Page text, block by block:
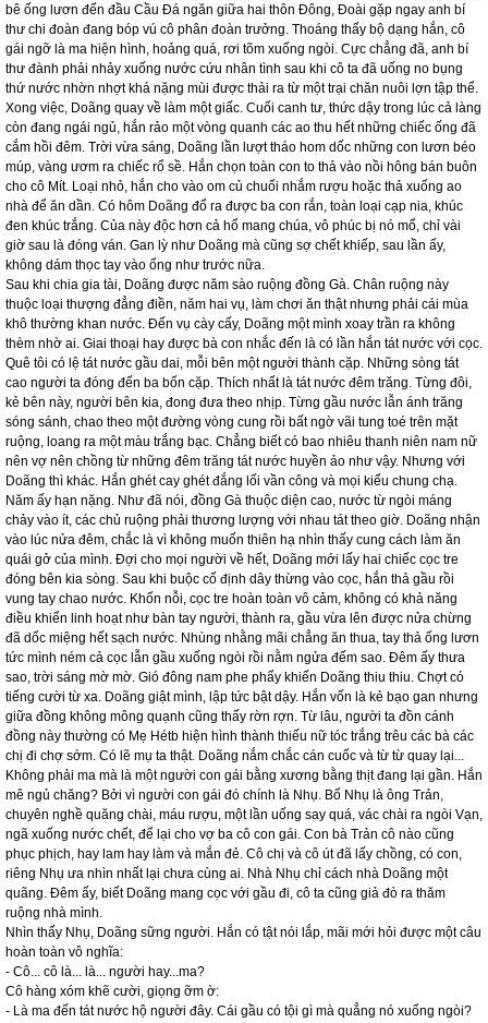
bê ống lươn đến đầu Cầu Đá ngăn giữa hai thôn Đông, Đoài gặp ngay anh bí
thư chi đoàn đang bóp vú cô phân đoàn trưởng. Thoáng thấy bộ dạng hắn, cô
gái ngỡ là ma hiện hình, hoảng quá, rơi tõm xuống ngòi. Cực chẳng đã, anh bí
thư đành phải nhảy xuống nước cứu nhân tình sau khi cô ta đã uống no bụng
thứ nước nhờn nhợt khá nặng mùi được thải ra từ một trại chăn nuôi lợn tập thể.
Xong việc, Doãng quay về làm một giấc. Cuối canh tư, thức dậy trong lúc cả làng
còn đang ngái ngủ, hắn rảo một vòng quanh các ao thu hết những chiếc ống đã
cắm hồi đêm. Trời vừa sáng, Doãng lần lượt tháo hom dốc những con lươn béo
múp, vàng ươm ra chiếc rổ sề. Hắn chọn toàn con to thả vào nồi hông bán buôn
cho cô Mít. Loại nhỏ, hắn cho vào om củ chuối nhắm rượu hoặc thả xuống ao
nhà để ăn dần. Có hôm Doãng đổ ra được ba con rắn, toàn loại cạp nia, khúc
đen khúc trắng. Của này độc hơn cả hổ mang chúa, vô phúc bị nó mổ, chỉ vài
giờ sau là đóng ván. Gan lỳ như Doãng mà cũng sợ chết khiếp, sau lần ấy,
không dám thọc tay vào ống như trước nữa.
Sau khi chia gia tài, Doãng được năm sào ruộng đồng Gà. Chân ruộng này
thuộc loại thượng đẳng điền, năm hai vụ, làm chơi ăn thật nhưng phải cái mùa
khô thường khan nước. Đến vụ cày cấy, Doãng một mình xoay trần ra không
thèm nhờ ai. Giai thoại hay được bà con nhắc đến là có lần hắn tát nước với cọc.
Quê tôi có lệ tát nước gầu dai, mỗi bên một người thành cặp. Những sòng tát
cao người ta đóng đến ba bốn cặp. Thích nhất là tát nước đêm trăng. Từng đôi,
kẻ bên này, người bên kia, đong đưa theo nhịp. Từng gầu nước lẫn ánh trăng
sóng sánh, chao theo một đường vòng cung rồi bất ngờ vãi tung toé trên mặt
ruộng, loang ra một màu trắng bạc. Chẳng biết có bao nhiêu thanh niên nam nữ
nên vợ nên chồng từ những đêm trăng tát nước huyền ảo như vậy. Nhưng với
Doãng thì khác. Hắn ghét cay ghét đắng lối vần công và mọi kiểu chung chạ.
Năm ấy hạn nặng. Như đã nói, đồng Gà thuộc diện cao, nước từ ngòi máng
chảy vào ít, các chủ ruộng phải thương lượng với nhau tát theo giờ. Doãng nhận
vào lúc nửa đêm, chắc là vì không muốn thiên hạ nhìn thấy cung cách làm ăn
quái gở của mình. Đợi cho mọi người về hết, Doãng mới lấy hai chiếc cọc tre
đóng bên kia sòng. Sau khi buộc cố định dây thừng vào cọc, hắn thả gầu rồi
vung tay chao nước. Khốn nỗi, cọc tre hoàn toàn vô cảm, không có khả năng
điều khiển linh hoạt như bàn tay người, thành ra, gầu vừa lên được nửa chừng
đã dốc miệng hết sạch nước. Nhùng nhằng mãi chẳng ăn thua, tay thả ống lươn
tức mình ném cả cọc lẫn gầu xuống ngòi rồi nằm ngửa đếm sao. Đêm ấy thưa
sao, trời sáng mờ mờ. Gió đông nam phe phẩy khiến Doãng thiu thiu. Chợt có
tiếng cười từ xa. Doãng giật mình, lập tức bật dậy. Hắn vốn là kẻ bạo gan nhưng
giữa đồng không mông quạnh cũng thấy rờn rợn. Từ lâu, người ta đồn cánh
đồng này thường có Mẹ Hétb hiện hình thành thiếu nữ tóc trắng trêu các bà các
chị đi chợ sớm. Có lẽ mụ ta thật. Doãng nắm chắc cán cuốc và từ từ quay lại...
Không phải ma mà là một người con gái bằng xương bằng thịt đang lại gần. Hắn
mê ngủ chăng? Bởi vì người con gái đó chính là Nhụ. Bố Nhụ là ông Trản,
chuyên nghề quăng chài, máu rượu, một lần uống say quá, vác chài ra ngòi Vạn,
ngã xuống nước chết, để lại cho vợ ba cô con gái. Con bà Trản cô nào cũng
phục phịch, hay lam hay làm và mắn đẻ. Cô chị và cô út đã lấy chồng, có con,
riêng Nhụ ưa nhìn nhất lại chưa cùng ai. Nhà Nhụ chỉ cách nhà Doãng một
quãng. Đêm ấy, biết Doãng mang cọc với gầu đi, cô ta cũng giả đò ra thăm
ruộng nhà mình.
Nhìn thấy Nhụ, Doãng sững người. Hắn có tật nói lắp, mãi mới hỏi được một câu
hoàn toàn vô nghĩa:
- Cô... cô là... là... người hay...ma?
Cô hàng xóm khẽ cười, giọng ỡm ờ:
- Là ma đến tát nước hộ người đây. Cái gầu có tội gì mà quẳng nó xuống ngòi?